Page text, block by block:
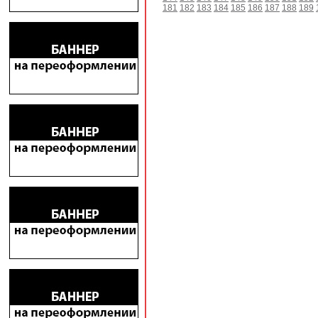
181 182 183 184 185 186 187 188 189